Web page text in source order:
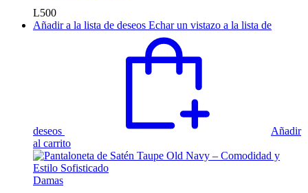
en
página
L500
Añadir a la lista de deseos Echar un vistazo a la lista de
deseos
Añadir
al carrito
Damas